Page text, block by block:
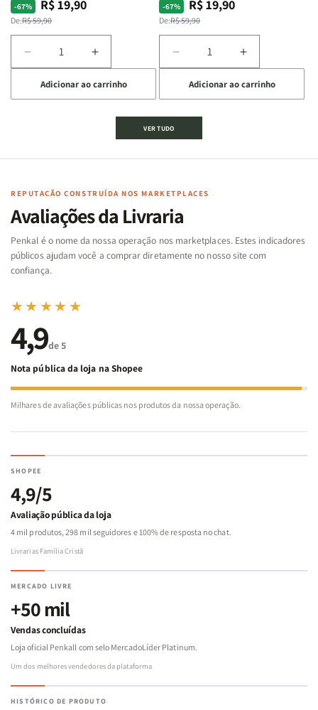
-67%
Preço
normal
De:R$ 59,90
Preço
promocional
R$ 19,90
Diminuir
a
quantidade
de
Cartas
Famílias
Bíblia
-
Penkal
Aumentar
a
quantidade
de
Jogo
Cartas
Famílias
da
Bíblia
-
Penkal
Adicionar ao carrinho
-67%
Preço
normal
De:R$ 59,90
Preço
promocional
R$ 19,90
Diminuir
a
quantidade
de
Jogo
|
de
Aumentar
a
quantidade
de
|
Adicionar ao carrinho
VER TUDO
REPUTAÇÃO CONSTRUÍDA NOS MARKETPLACES
Avaliações da Livraria
Penkal é o nome da nossa operação nos marketplaces. Estes indicadores
públicos ajudam você a comprar diretamente no nosso site com
confiança.
★★★★★
4,9de 5
Nota pública da loja na Shopee
Milhares de avaliações públicas nos produtos da nossa operação.
SHOPEE
4,9/5
Avaliação pública da loja
4 mil produtos, 298 mil seguidores e 100% de resposta no chat.
Livrarias Família Cristã
MERCADO LIVRE
+50 mil
Vendas concluídas
Loja oficial Penkall com selo MercadoLíder Platinum.
Um dos melhores vendedores da plataforma
HISTÓRICO DE PRODUTO